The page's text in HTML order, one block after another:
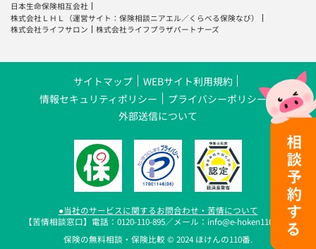
日本生命保険相互会社
株式会社ＬＨＬ
（運営サイト：保険相談ニアエル ／ くらべる保険なび）
株式会社ライフサロン
株式会社ライフプラザパートナーズ
サイトマップ
WEBサイト利用規約
情報セキュリティポリシー
プライバシーポリシー
外部送信について
●当社のサービスに関するお問合わせ・苦情について
【苦情相談窓口】電話：0120-110-895／メール：info@e-hoken110.com
保険の無料相談・保険比較 © 2024 ほけんの110番.